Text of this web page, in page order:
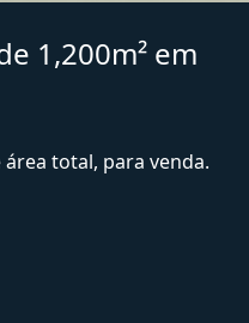
1,200m² em
área total, para venda.